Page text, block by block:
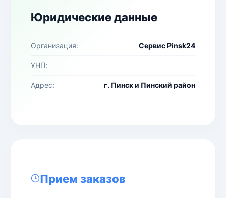
Юридические данные
Организация: Сервис Pinsk24
УНП:
Адрес: г. Пинск и Пинский район
Прием заказов